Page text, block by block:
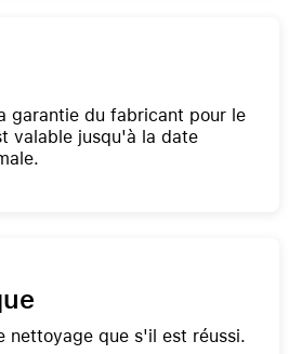
garantie du fabricant pour le
valable jusqu'à la date
nettoyage que s'il est réussi.